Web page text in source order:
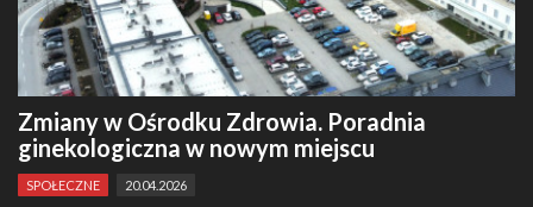
Zmiany w Ośrodku Zdrowia. Poradnia
ginekologiczna w nowym miejscu
SPOŁECZNE 20.04.2026